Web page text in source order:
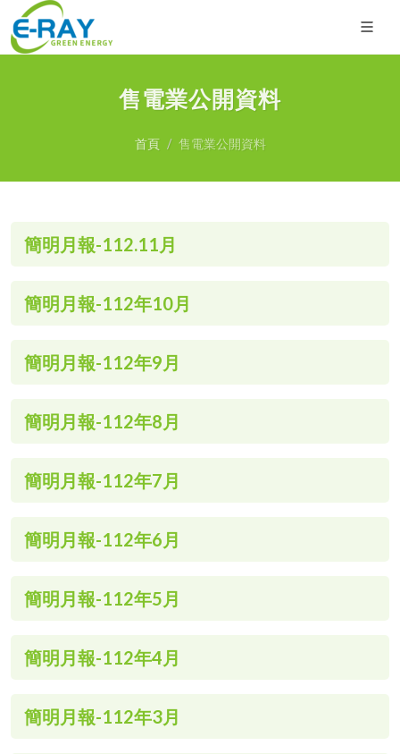
售電業公開資料
首頁 售電業公開資料
簡明月報-112.11月
簡明月報-112年10月
簡明月報-112年9月
簡明月報-112年8月
簡明月報-112年7月
簡明月報-112年6月
簡明月報-112年5月
簡明月報-112年4月
簡明月報-112年3月